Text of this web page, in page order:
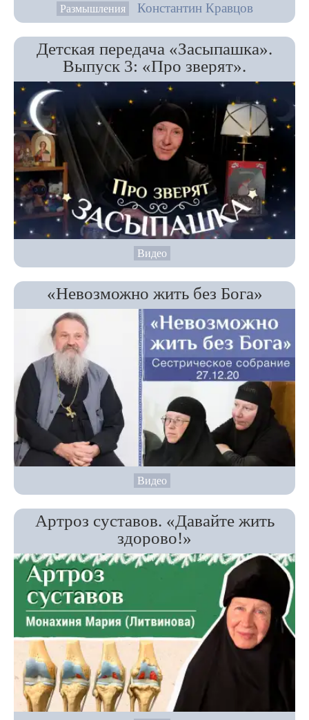
Размышления Константин Кравцов
Детская передача «Засыпашка».
Выпуск 3: «Про зверят».
Видео
«Невозможно жить без Бога»
Видео
Артроз суставов. «Давайте жить
здорово!»